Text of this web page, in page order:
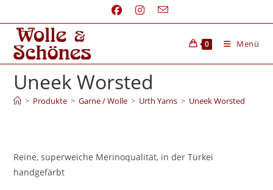
0 Menü
Uneek Worsted
> Produkte > Garne / Wolle > Urth Yarns > Uneek Worsted
Reine, superweiche Merinoqualität, in der Türkei
handgefärbt